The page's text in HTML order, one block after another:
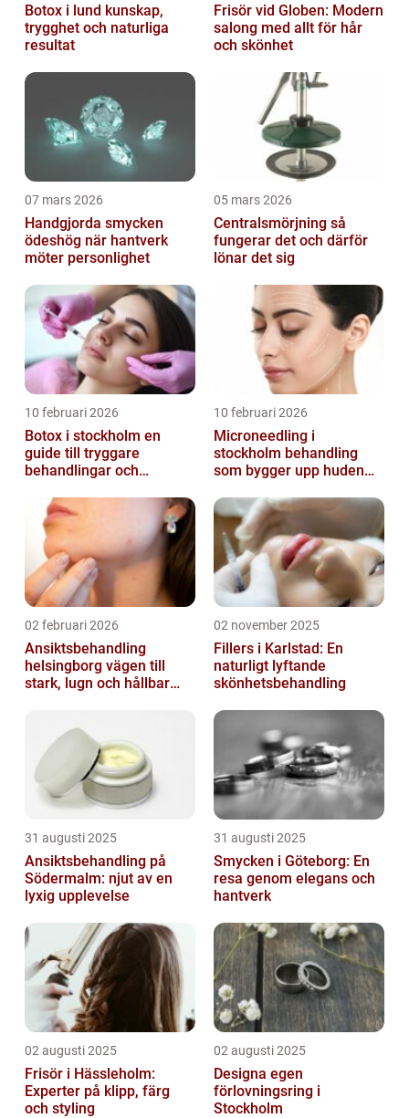
Botox i lund kunskap,
trygghet och naturliga
resultat
Frisör vid Globen: Modern
salong med allt för hår
och skönhet
07 mars 2026
Handgjorda smycken
ödeshög när hantverk
möter personlighet
05 mars 2026
Centralsmörjning så
fungerar det och därför
lönar det sig
10 februari 2026
Botox i stockholm en
guide till tryggare
behandlingar och
10 februari 2026
Microneedling i
stockholm behandling
som bygger upp huden
02 februari 2026
Ansiktsbehandling
helsingborg vägen till
stark, lugn och hållbar
02 november 2025
Fillers i Karlstad: En
naturligt lyftande
skönhetsbehandling
31 augusti 2025
Ansiktsbehandling på
Södermalm: njut av en
lyxig upplevelse
31 augusti 2025
Smycken i Göteborg: En
resa genom elegans och
hantverk
02 augusti 2025
Frisör i Hässleholm:
Experter på klipp, färg
och styling
02 augusti 2025
Designa egen
förlovningsring i
Stockholm